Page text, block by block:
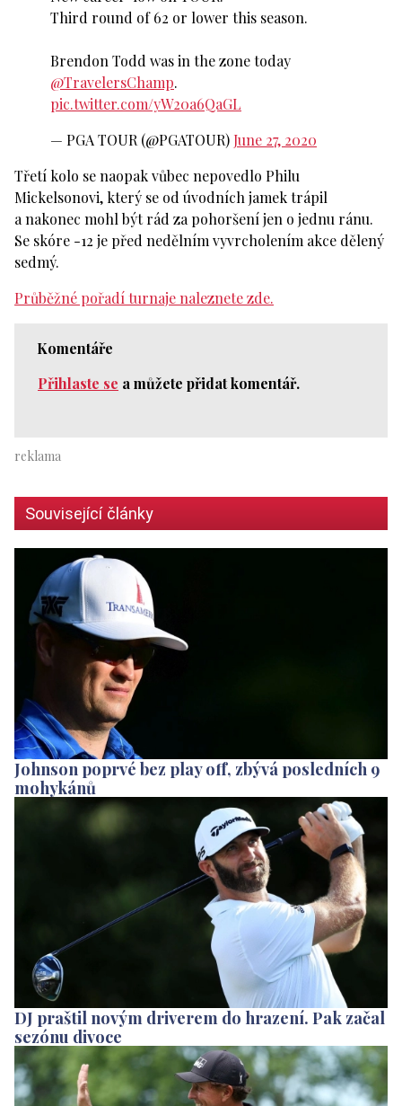
Third round of 62 or lower this season.
Brendon Todd was in the zone today
@TravelersChamp.
pic.twitter.com/yW20a6QaGL
— PGA TOUR (@PGATOUR) June 27, 2020
Třetí kolo se naopak vůbec nepovedlo Philu
Mickelsonovi, který se od úvodních jamek trápil
a nakonec mohl být rád za pohoršení jen o jednu ránu.
Se skóre -12 je před nedělním vyvrcholením akce dělený
sedmý.
Průběžné pořadí turnaje naleznete zde.
Komentáře
Přihlaste se a můžete přidat komentář.
Související články
Johnson poprvé bez play off, zbývá posledních 9
mohykánů
DJ praštil novým driverem do hrazení. Pak začal
sezónu divoce